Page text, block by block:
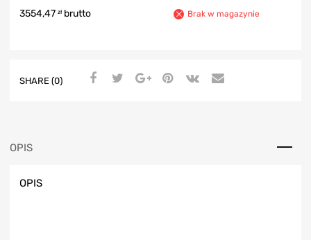
3554,47 zł brutto Brak w magazynie
SHARE (0)
OPIS
OPIS